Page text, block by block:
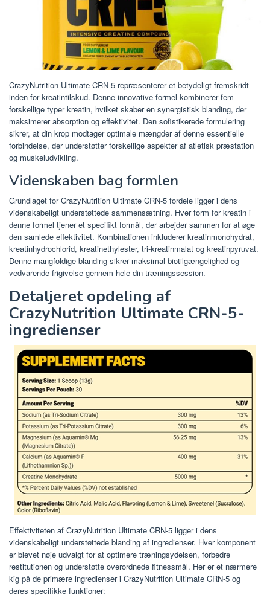
CrazyNutrition Ultimate CRN-5 repræsenterer et betydeligt fremskridt
inden for kreatintilskud. Denne innovative formel kombinerer fem
forskellige typer kreatin, hvilket skaber en synergistisk blanding, der
maksimerer absorption og effektivitet. Den sofistikerede formulering
sikrer, at din krop modtager optimale mængder af denne essentielle
forbindelse, der understøtter forskellige aspekter af atletisk præstation
og muskeludvikling.
Videnskaben bag formlen
Grundlaget for CrazyNutrition Ultimate CRN-5 fordele ligger i dens
videnskabeligt understøttede sammensætning. Hver form for kreatin i
denne formel tjener et specifikt formål, der arbejder sammen for at øge
den samlede effektivitet. Kombinationen inkluderer kreatinmonohydrat,
kreatinhydrochlorid, kreatinethylester, tri-kreatinmalat og kreatinpyruvat.
Denne mangfoldige blanding sikrer maksimal biotilgængelighed og
vedvarende frigivelse gennem hele din træningssession.
Detaljeret opdeling af
CrazyNutrition Ultimate CRN-5-
ingredienser
Effektiviteten af ​​CrazyNutrition Ultimate CRN-5 ligger i dens
videnskabeligt understøttede blanding af ingredienser. Hver komponent
er blevet nøje udvalgt for at optimere træningsydelsen, forbedre
restitutionen og understøtte overordnede fitnessmål. Her er et nærmere
kig på de primære ingredienser i CrazyNutrition Ultimate CRN-5 og
deres specifikke funktioner: